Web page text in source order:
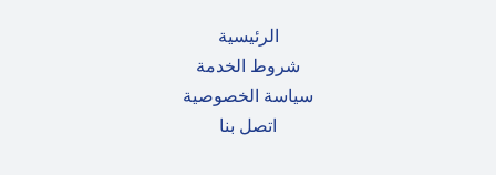
الرئيسية
شروط الخدمة
سياسة الخصوصية
اتصل بنا